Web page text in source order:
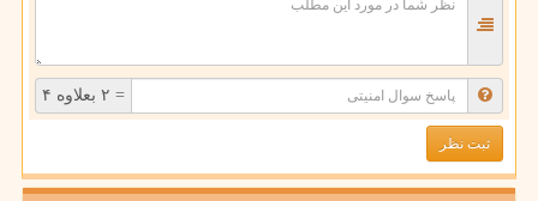
= ۲ بعلاوه ۴